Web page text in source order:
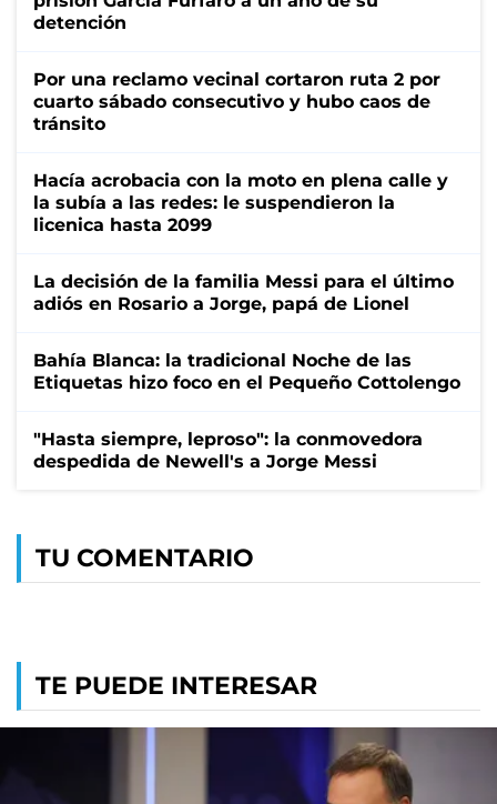
detención
Por una reclamo vecinal cortaron ruta 2 por
cuarto sábado consecutivo y hubo caos de
tránsito
Hacía acrobacia con la moto en plena calle y
la subía a las redes: le suspendieron la
licenica hasta 2099
La decisión de la familia Messi para el último
adiós en Rosario a Jorge, papá de Lionel
Bahía Blanca: la tradicional Noche de las
Etiquetas hizo foco en el Pequeño Cottolengo
"Hasta siempre, leproso": la conmovedora
despedida de Newell's a Jorge Messi
TU COMENTARIO
TE PUEDE INTERESAR